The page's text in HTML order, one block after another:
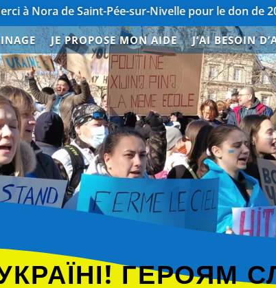
Saint-Pée-sur-Nivelle pour le don de 200€
JE PROPOSE MON AIDE J’AI BESOIN
ГЕРОЯМ